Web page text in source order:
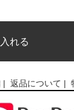
れる
| 返品について |